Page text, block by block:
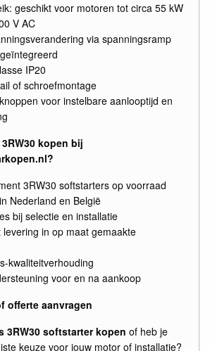
geschikt voor motoren tot circa 55 kW
V AC
via spanningsramp
IP20
of schroefmontage
voor instelbare aanlooptijd en
kopen bij
3RW30 softstarters op voorraad
Nederland en België
bij selectie en installatie
levering in op maat gemaakte
kwaliteitverhouding
voor en na aankoop
offerte aanvragen
3RW30 softstarter kopen of heb je
keuze voor jouw motor of installatie?